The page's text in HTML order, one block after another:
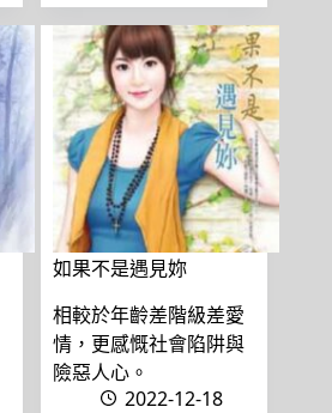
如果不是遇見妳
相較於年齡差階級差愛
情，更感慨社會陷阱與
險惡人心。
2022-12-18